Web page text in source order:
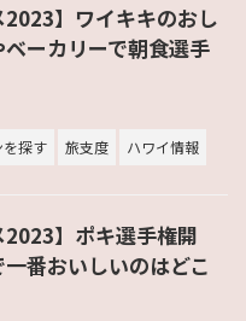
2023】ワイキキのおし
ーカリーで朝食選手
を探す 旅支度 ハワイ情報
2023】ポキ選手権開
番おいしいのはどこ